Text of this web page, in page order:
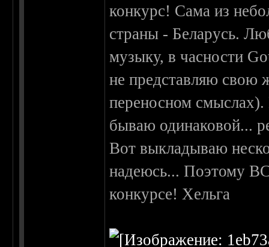
конкурс! Сама из
страны - Беларусь.
музыку, в часности
не представляю свою
переносном
бываю одинаковой...
Вот выкладываю
надеюсь... Поэтому
конкурсе! Хельга